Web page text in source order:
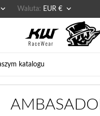
 Waluta: EUR € 